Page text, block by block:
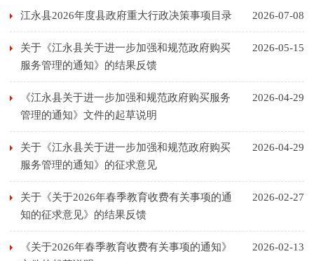
2026-07-08
江永县2026年度县政府重大行政决策事项目录
2026-05-15
关于《江永县关于进一步加强和规范政府购买
服务管理的通知》的结果反馈
2026-04-29
《江永县关于进一步加强和规范政府购买服务
管理的通知》文件的起草说明
2026-04-29
关于《江永县关于进一步加强和规范政府购买
服务管理的通知》的征求意见
2026-02-27
关于《关于2026年春季教育收费有关事项的通
知的征求意见》的结果反馈
2026-02-13
《关于2026年春季教育收费有关事项的通知》